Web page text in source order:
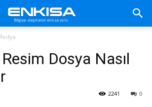
Dosya Nasıl
0
2241